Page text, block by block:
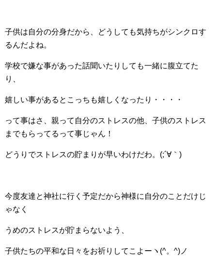
子供は自分の分身だから、どうしても気持ちがシンクロす
るんだよね。
学校で嫌な事があった話聞いたりしても一緒に腹立てた
り、
嬉しい事があるとこっちも嬉しくなったり・・・・
って事はさ、親って自分のストレスの他、子供のストレス
までもらってるって事じゃん！
どうりでストレスの貯まりが早いわけだわ。(;´∀｀)
今度友達と神社に行く予定だから神様に自分のことだけじ
ゃなく
うめのストレスが貯まらないよう、
子供たちの平和な日々をお祈りしてこよーヽ(^。^)ノ